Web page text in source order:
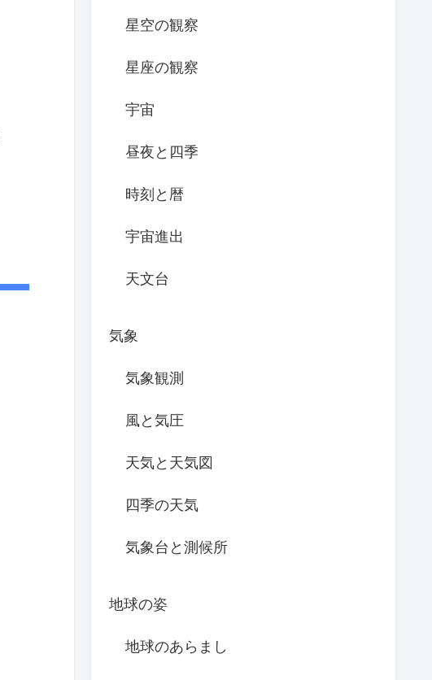
星空の観察
星座の観察
宇宙
昼夜と四季
時刻と暦
宇宙進出
天文台
気象
気象観測
風と気圧
天気と天気図
四季の天気
気象台と測候所
地球の姿
地球のあらまし